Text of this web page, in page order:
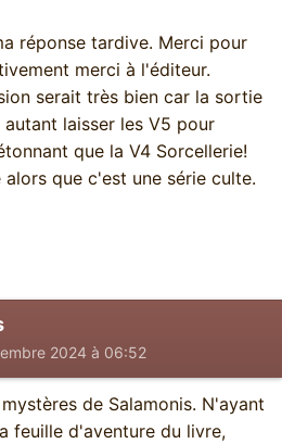
ne pas trop faire de la
rééditées dans un passé
la mesure du possible
4 QdG encore candidats à
"concurrents" potentiels à
réponse tardive. Merci pour
merci à l'éditeur.
serait très bien car la sortie
laisser les V5 pour
que la V4 Sorcellerie!
que c'est une série culte.
2024 à 06:52
de Salamonis. N'ayant
feuille d'aventure du livre,